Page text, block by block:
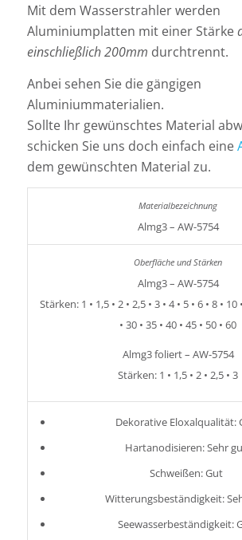
Mit dem Wasserstrahler werden
Aluminiumplatten mit einer Stärke
einschließlich 200mm durchtrennt.
Anbei sehen Sie die gängigen
Aluminiummaterialien.
Sollte Ihr gewünschtes Material
schicken Sie uns doch einfach eine
dem gewünschten Material zu.
Almg3 – AW-5754
Almg3 – AW-5754
Stärken: 1 • 1,5 • 2 • 2,5 • 3 • 4 • 5 • 6 • 8 • 10
• 30 • 35 • 40 • 45 • 50 • 60
Almg3 foliert – AW-5754
Stärken: 1 • 1,5 • 2 • 2,5 • 3
Dekorative Eloxalqualität:
Hartanodisieren: Sehr
Schweißen: Gut
Witterungsbeständigkeit:
Seewasserbeständigkeit: